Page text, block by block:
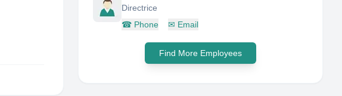
Directrice
☎ Phone ✉ Email
Find More Employees